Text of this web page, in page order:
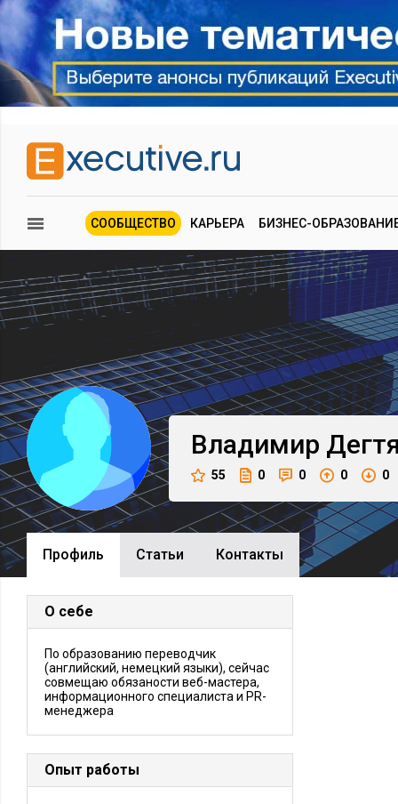
СООБЩЕСТВО КАРЬЕРА БИЗНЕС-
Владимир
55 0 0 0 0
Профиль Cтатьи Контакты
О себе
По образованию переводчик
(английский, немецкий языки), сейчас
совмещаю обязаности веб-мастера,
информационного специалиста и PR-
менеджера
Опыт работы